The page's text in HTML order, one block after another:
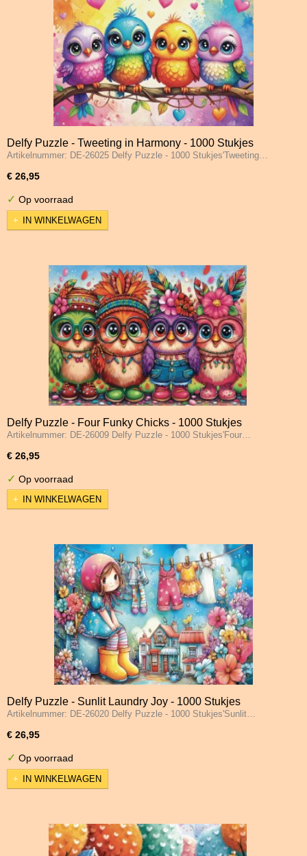
Delfy Puzzle - Tweeting in Harmony - 1000 Stukjes
Artikelnummer: DE-26025 Delfy Puzzle - 1000 Stukjes'Tweeting…
€ 26,95
✓ Op voorraad
IN WINKELWAGEN
Delfy Puzzle - Four Funky Chicks - 1000 Stukjes
Artikelnummer: DE-26009 Delfy Puzzle - 1000 Stukjes'Four…
€ 26,95
✓ Op voorraad
IN WINKELWAGEN
Delfy Puzzle - Sunlit Laundry Joy - 1000 Stukjes
Artikelnummer: DE-26020 Delfy Puzzle - 1000 Stukjes'Sunlit…
€ 26,95
✓ Op voorraad
IN WINKELWAGEN